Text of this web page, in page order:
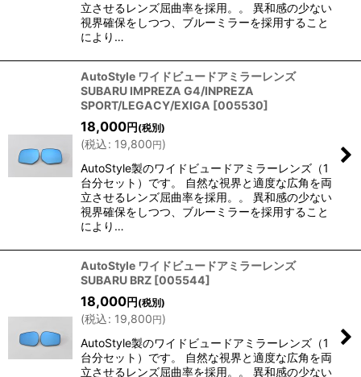
立させるレンズ屈曲率を採用。。 異和感の少ない
視界確保をしつつ、ブルーミラーを採用すること
により…
AutoStyle ワイドビュードアミラーレンズ
SUBARU IMPREZA G4/INPREZA
SPORT/LEGACY/EXIGA [005530]
18,000円 (税別)
(税込: 19,800円)
AutoStyle製のワイドビュードアミラーレンズ（1
台分セット）です。 自然な視界と適度な広角を両
立させるレンズ屈曲率を採用。。 異和感の少ない
視界確保をしつつ、ブルーミラーを採用すること
により…
AutoStyle ワイドビュードアミラーレンズ
SUBARU BRZ [005544]
18,000円 (税別)
(税込: 19,800円)
AutoStyle製のワイドビュードアミラーレンズ（1
台分セット）です。 自然な視界と適度な広角を両
立させるレンズ屈曲率を採用。。 異和感の少ない